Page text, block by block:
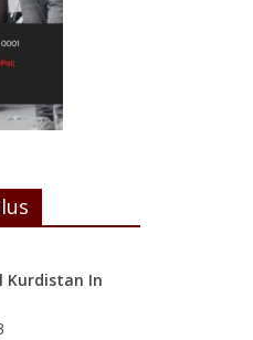
Kurdistan In